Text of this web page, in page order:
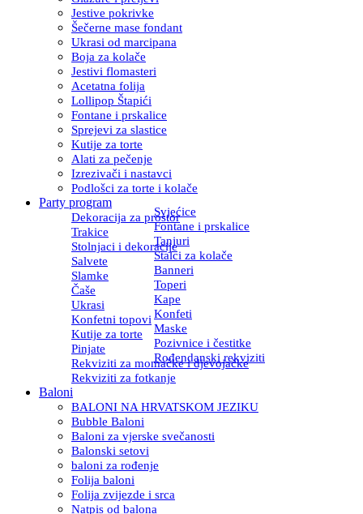
Jestive pokrivke
Šečerne mase fondant
Ukrasi od marcipana
Boja za kolače
Jestivi flomasteri
Acetatna folija
Lollipop Štapići
Fontane i prskalice
Sprejevi za slastice
Kutije za torte
Alati za pečenje
Izrezivači i nastavci
Podlošci za torte i kolače
Party program
Dekoracija za prostor
Svjećice
Trakice
Fontane i prskalice
Stolnjaci i dekoracije
Tanjuri
Salvete
Stalci za kolače
Slamke
Banneri
Čaše
Toperi
Ukrasi
Kape
Konfetni topovi Konfeti
Kutije za torte
Maske
Pinjate
Pozivnice i čestitke
Rekviziti za momačke i djevojačke
Rođendanski rekviziti
Rekviziti za fotkanje
Baloni
BALONI NA HRVATSKOM JEZIKU
Bubble Baloni
Baloni za vjerske svečanosti
Balonski setovi
baloni za rođenje
Folija baloni
Folija zvijezde i srca
Natpis od balona